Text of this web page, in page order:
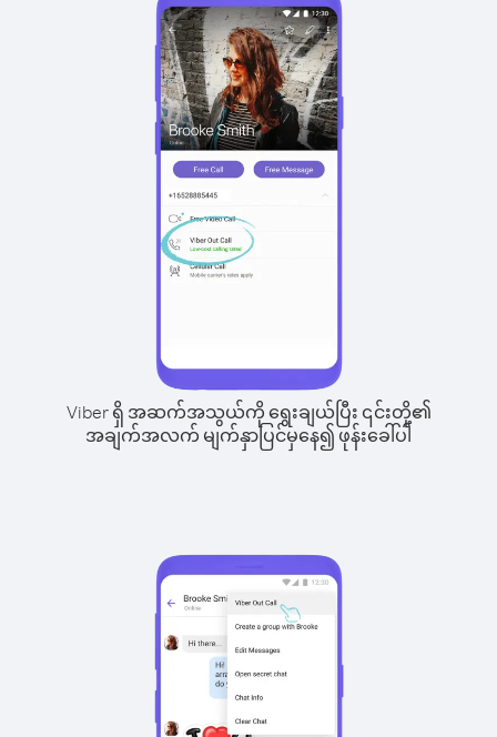
Viber ရှိ အဆက်အသွယ်ကို ရွေးချယ်ပြီး ၎င်းတို့၏
အချက်အလက် မျက်နှာပြင်မှနေ၍ ဖုန်းခေါ်ပါ